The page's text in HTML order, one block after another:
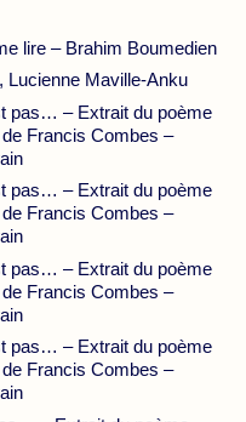
lire – Brahim Boumedien
Lucienne Maville-Anku
pas… – Extrait du poème
de Francis Combes –
pas… – Extrait du poème
de Francis Combes –
pas… – Extrait du poème
de Francis Combes –
pas… – Extrait du poème
de Francis Combes –